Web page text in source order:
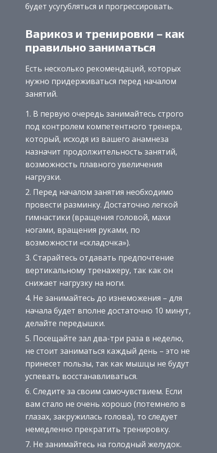
будет усугубляться и прогрессировать.
Варикоз и тренировки – как
правильно заниматься
Есть несколько рекомендаций, которых
нужно придерживаться перед началом
занятий.
В первую очередь занимайтесь строго
под контролем компетентного тренера,
который, исходя из вашего анамнеза
назначит продолжительность занятий,
возможность плавного увеличения
нагрузки.
Перед началом занятия необходимо
провести разминку. Достаточно легкой
гимнастики (вращения головой, махи
ногами, вращения руками, по
возможности «складочка»).
Старайтесь отдавать предпочтение
вертикальному тренажеру, так как он
снижает нагрузку на ноги.
Не занимайтесь до изнеможения – для
начала будет вполне достаточно 10 минут,
делайте передышки.
Посещайте зал два-три раза в неделю,
не стоит заниматься каждый день – это не
принесет пользы, так как мышцы не будут
успевать восстанавливаться.
Следите за своим самочувствием. Если
вам стало не очень хорошо (потемнело в
глазах, закружилась голова), то следует
немедленно прекратить тренировку.
Не занимайтесь на голодный желудок.